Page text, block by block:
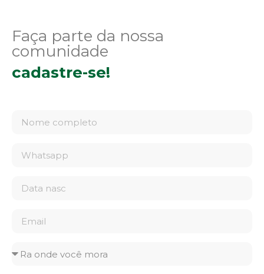
Faça parte da nossa
comunidade
cadastre-se!